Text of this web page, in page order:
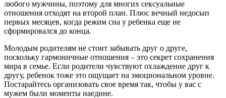
любого мужчины, поэтому для многих сексуальные
отношения отходят на второй план. Плюс вечный недосып
первых месяцев, когда режим сна у ребенка еще не
сформировался до конца.
Молодым родителям не стоит забывать друг о друге,
поскольку гармоничные отношения – это секрет сохранения
мира в семье. Если родители чувствуют охлаждение друг к
другу, ребенок тоже это ощущает на эмоциональном уровне.
Постарайтесь организовать свое время так, чтобы у вас с
мужем были моменты наедине.